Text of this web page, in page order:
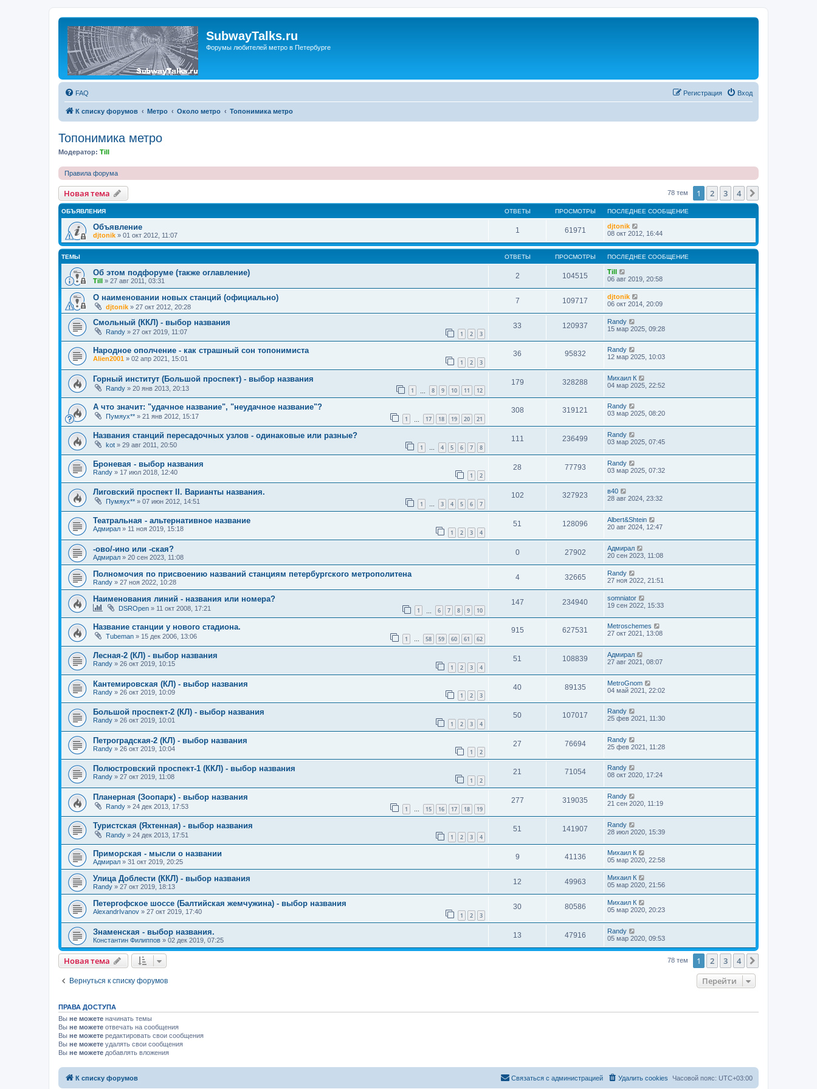
SubwayTalks.ru
Форумы любителей метро в Петербурге
FAQ Вход
Регистрация
К списку форумов Метро Около метро Топонимика метро
Топонимика метро
Модератор: Till
Правила форума
Новая тема 78 тем 1 2 3 4
ОБЪЯВЛЕНИЯ ОТВЕТЫ ПРОСМОТРЫ ПОСЛЕДНЕЕ СООБЩЕНИЕ
Объявление
djtonik » 01 окт 2012, 11:07
1 61971
djtonik
08 окт 2012, 16:44
ТЕМЫ ОТВЕТЫ ПРОСМОТРЫ ПОСЛЕДНЕЕ СООБЩЕНИЕ
Об этом подфоруме (также оглавление)
Till » 27 авг 2011, 03:31
2 104515
Till
06 авг 2019, 20:58
О наименовании новых станций (официально)
djtonik » 27 окт 2012, 20:28
7 109717
djtonik
06 окт 2014, 20:09
Смольный (ККЛ) - выбор названия
Randy » 27 окт 2019, 11:07 1 2 3
33 120937
Randy
15 мар 2025, 09:28
Народное ополчение - как страшный сон топонимиста
Alien2001 » 02 апр 2021, 15:01 1 2 3
36 95832
Randy
12 мар 2025, 10:03
Горный институт (Большой проспект) - выбор названия
Randy » 20 янв 2013, 20:13 1 8 9 10 11 12
179 328288
Михаил К
04 мар 2025, 22:52
А что значит: "удачное название", "неудачное название"?
Пумяух** » 21 янв 2012, 15:17 1 17 18 19 20 21
308 319121
Randy
03 мар 2025, 08:20
Названия станций пересадочных узлов - одинаковые или разные?
kot » 29 авг 2011, 20:50 1 … 4 5 6 7 8
111 236499
Randy
03 мар 2025, 07:45
Броневая - выбор названия
Randy » 17 июл 2018, 12:40 1 2
28 77793
Randy
03 мар 2025, 07:32
Лиговский проспект II. Варианты названия.
Пумяух** » 07 июн 2012, 14:51 1 … 3 4 5 6 7
102 327923
в40
28 авг 2024, 23:32
Театральная - альтернативное название
Адмирал » 11 ноя 2019, 15:18 1 2 3 4
51 128096
Albert&Shtein
20 авг 2024, 12:47
-ово/-ино или -ская?
Адмирал » 20 сен 2023, 11:08
0 27902
Адмирал
20 сен 2023, 11:08
Полномочия по присвоению названий станциям петербургского метрополитена
Randy » 27 ноя 2022, 10:28
4 32665
Randy
27 ноя 2022, 21:51
Наименования линий - названия или номера?
DSROpen » 11 окт 2008, 17:21 1 6 7 8 9 10
147 234940
somniator
19 сен 2022, 15:33
Название станции у нового стадиона.
Tubeman » 15 дек 2006, 13:06 1 … 58 59 60 61 62
915 627531
Metroschemes
27 окт 2021, 13:08
Лесная-2 (КЛ) - выбор названия
Randy » 26 окт 2019, 10:15 1 2 3 4
51 108839
Адмирал
27 авг 2021, 08:07
Кантемировская (КЛ) - выбор названия
Randy » 26 окт 2019, 10:09 1 2 3
40 89135
MetroGnom
04 май 2021, 22:02
Большой проспект-2 (КЛ) - выбор названия
Randy » 26 окт 2019, 10:01 1 2 3 4
50 107017
Randy
25 фев 2021, 11:30
Петроградская-2 (КЛ) - выбор названия
Randy » 26 окт 2019, 10:04 1 2
27 76694
Randy
25 фев 2021, 11:28
Полюстровский проспект-1 (ККЛ) - выбор названия
Randy » 27 окт 2019, 11:08 1 2
21 71054
Randy
08 окт 2020, 17:24
Планерная (Зоопарк) - выбор названия
Randy » 24 дек 2013, 17:53 1 … 15 16 17 18 19
277 319035
Randy
21 сен 2020, 11:19
Туристская (Яхтенная) - выбор названия
Randy » 24 дек 2013, 17:51 1 2 3 4
51 141907
Randy
28 июл 2020, 15:39
Приморская - мысли о названии
Адмирал » 31 окт 2019, 20:25
9 41136
Михаил К
05 мар 2020, 22:58
Улица Доблести (ККЛ) - выбор названия
Randy » 27 окт 2019, 18:13
12 49963
Михаил К
05 мар 2020, 21:56
Петергофское шоссе (Балтийская жемчужина) - выбор названия
AlexandrIvanov » 27 окт 2019, 17:40 1 2 3
30 80586
Михаил К
05 мар 2020, 20:23
Знаменская - выбор названия.
Константин Филиппов » 02 дек 2019, 07:25
13 47916
Randy
05 мар 2020, 09:53
Новая тема 78 тем 1 2 3 4
Вернуться к списку форумов Перейти
ПРАВА ДОСТУПА
Вы не можете начинать темы
Вы не можете отвечать на сообщения
Вы не можете редактировать свои сообщения
Вы не можете удалять свои сообщения
Вы не можете добавлять вложения
К списку форумов Часовой пояс: UTC+03:00
Удалить cookies
Связаться с администрацией